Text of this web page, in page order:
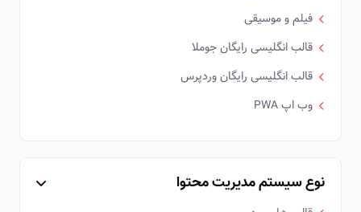
فیلم و موسیقی
قالب انگلیسی رایگان جوملا
قالب انگلیسی رایگان وردپرس
وب اپ PWA
نوع سیستم مدیریت محتوا